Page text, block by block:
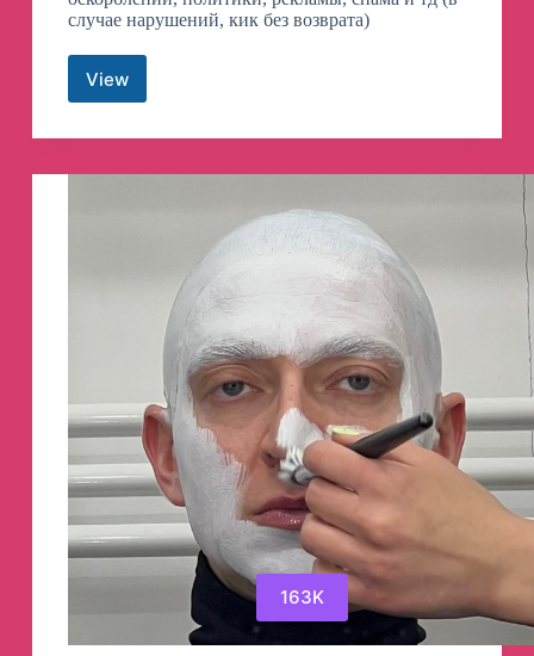
случае нарушений, кик без возврата)
Viewmma_bs
Олегович)
Channel
163K